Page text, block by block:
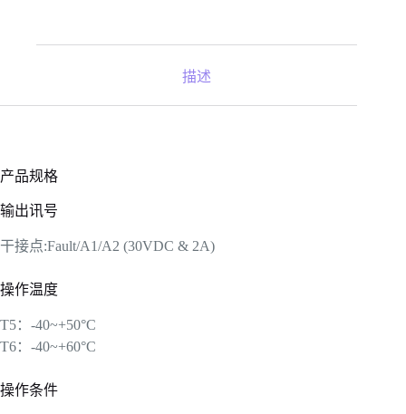
描述
产品规格
输出讯号
干接点:Fault/A1/A2 (30VDC & 2A)
操作温度
T5：-40~+50°C
T6：-40~+60°C
操作条件